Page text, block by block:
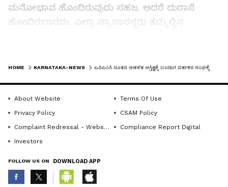
ಮನೋಭಾವ ಹೊಂದಿರುವುದು ಸಹಜ. ಆದರೆ ದುರಾಸೆ
ಹೊಂದಿರಬಾರದು. ಎಲ್ಲಾ ವ್ಯಾಪಾರಸ್ಥರು ತಮ್ಮಲ್ಲಿನ
ಕೈಜೋಡಿಸಿ ಅದರ ಏಳಿಗೆಗೆ ಶ್ರಮಿಸಬೇಕೆಂದರು.
ಎಡೆಮಾಡಿಕೊಡಬಾರದು ಎಂದರು. ಇದೀಗ ಬಹಳಷ್ಟು
ಮುಂದುವರೆದ ತಂತ್ರಜ್ಞಾನ ಸಂಪರ್ಕ ವ್ಯವಸ್ಥೆಗಳಿದ್ದು, ಇಲ್ಲಿಯೇ
HOME KARNATAKA-NEWS
About Website
Terms Of Use
Privacy Policy
CSAM Policy
Complaint Redressal - Website
Compliance Report Digital
Investors
FOLLOW US ON DOWNLOAD APP